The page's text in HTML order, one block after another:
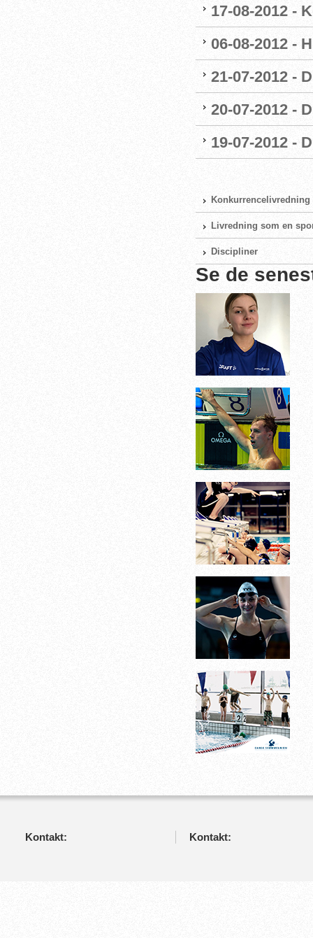
17-08-2012 -
06-08-2012 -
21-07-2012 -
20-07-2012 -
19-07-2012 -
Konkurrencelivredning
Livredning som en
Discipliner
Se de
Kontakt: Kontakt: